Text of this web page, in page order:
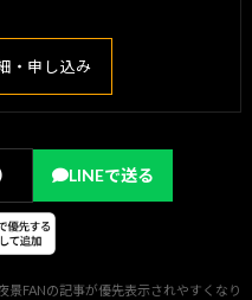
・申し込み
LINEで送る
FANの記事が優先表示されやすくなり